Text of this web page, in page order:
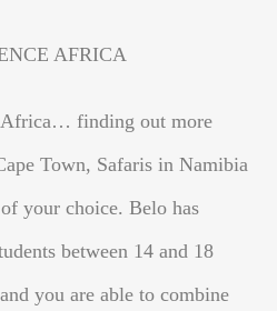
AFRICA
finding out more
Town, Safaris in Namibia
your choice. Belo has
between 14 and 18
you are able to combine